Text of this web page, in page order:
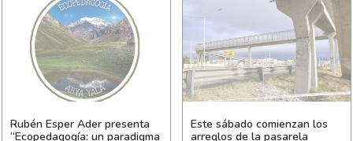
Rubén Esper Ader presenta
“Ecopedagogía: un paradigma
Este sábado comienzan los
arreglos de la pasarela